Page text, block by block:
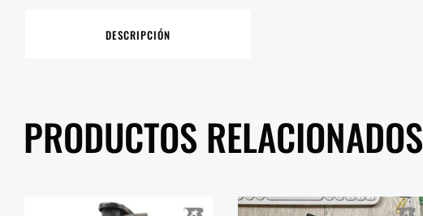
DESCRIPCIÓN
PRODUCTOS RELACIONADOS